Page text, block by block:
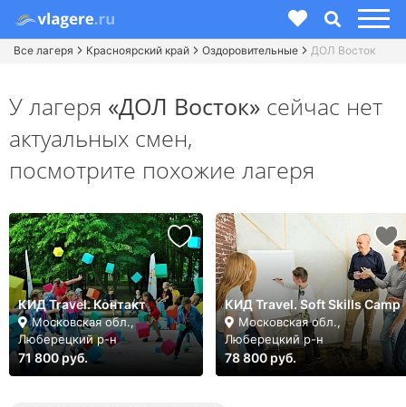
Все лагеря Красноярский край Оздоровительные ДОЛ Восток
У лагеря «ДОЛ Восток» сейчас нет
актуальных смен,
посмотрите похожие лагеря
КИД Travel. Контакт
Московская обл.,
Люберецкий р-н
71 800 руб.
КИД Travel. Soft Skills Camp
Московская обл.,
Люберецкий р-н
78 800 руб.